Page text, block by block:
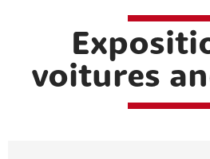
voitures